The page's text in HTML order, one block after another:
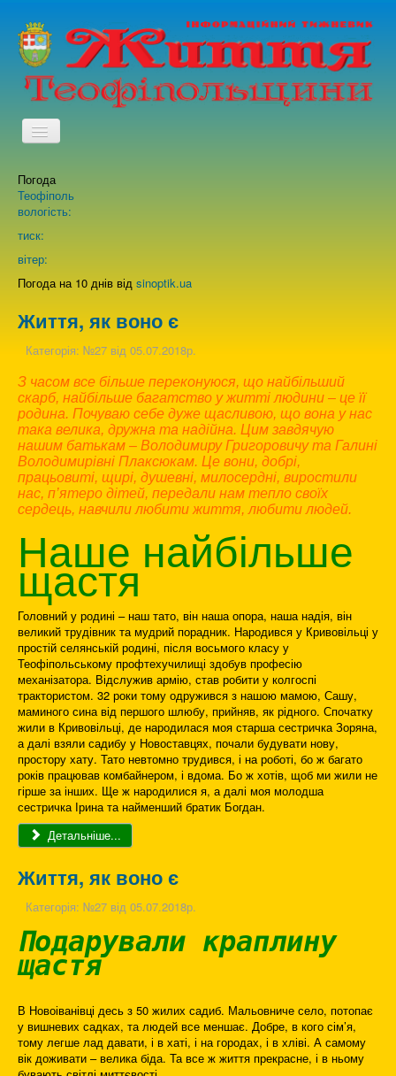
TPL_PROTOSTAR_TOGGLE_MENU
Про нас
Зворотній зв'язок
Погода
Теофіполь
вологість:
тиск:
вітер:
Погода на 10 днів від sinoptik.ua
Життя, як воно є
Категорія: №27 від 05.07.2018р.
З часом все більше переконуюся, що найбільший
скарб, найбільше багатство у житті людини – це її
родина. Почуваю себе дуже щасливою, що вона у нас
така велика, дружна та надійна. Цим завдячую
нашим батькам – Володимиру Григоровичу та Галині
Володимирівні Плаксюкам. Це вони, добрі,
працьовиті, щирі, душевні, милосердні, виростили
нас, п’ятеро дітей, передали нам тепло своїх
сердець, навчили любити життя, любити людей.
Наше найбільше
щастя
Головний у родині – наш тато, він наша опора, наша надія, він
великий трудівник та мудрий порадник. Народився у Кривовільці у
простій селянській родині, після восьмого класу у
Теофіпольському профтехучилищі здобув професію
механізатора. Відслужив армію, став робити у колгоспі
трактористом. 32 роки тому одружився з нашою мамою, Сашу,
маминого сина від першого шлюбу, прийняв, як рідного. Спочатку
жили в Кривовільці, де народилася моя старша сестричка Зоряна,
а далі взяли садибу у Новоставцях, почали будувати нову,
простору хату. Тато невтомно трудився, і на роботі, бо ж багато
років працював комбайнером, і вдома. Бо ж хотів, щоб ми жили не
гірше за інших. Ще ж народилися я, а далі моя молодша
сестричка Ірина та найменший братик Богдан.
Детальніше...
Життя, як воно є
Категорія: №27 від 05.07.2018р.
Подарували краплину
щастя
В Новоіванівці десь з 50 жилих садиб. Мальовниче село, потопає
у вишневих садках, та людей все меншає. Добре, в кого сім’я,
тому легше лад давати, і в хаті, і на городах, і в хліві. А самому
вік доживати – велика біда. Та все ж життя прекрасне, і в ньому